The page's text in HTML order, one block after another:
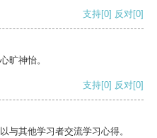
支持[0] 反对[0]
旷神怡。
支持[0] 反对[0]
与其他学习者交流学习心得。